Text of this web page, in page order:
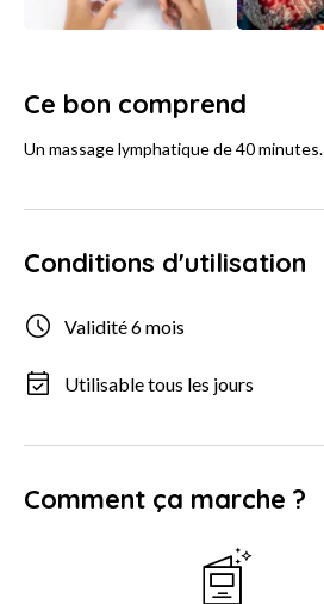
Ce bon comprend
Un massage lymphatique de 40 minutes.
Conditions d'utilisation
Validité 6 mois
Utilisable tous les jours
Comment ça marche ?